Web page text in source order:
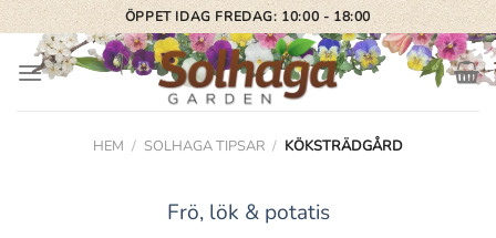
Skip
to
content
ÖPPET IDAG FREDAG: 10:00 - 18:00
HEM / SOLHAGA TIPSAR / KÖKSTRÄDGÅRD
Frö, lök & potatis